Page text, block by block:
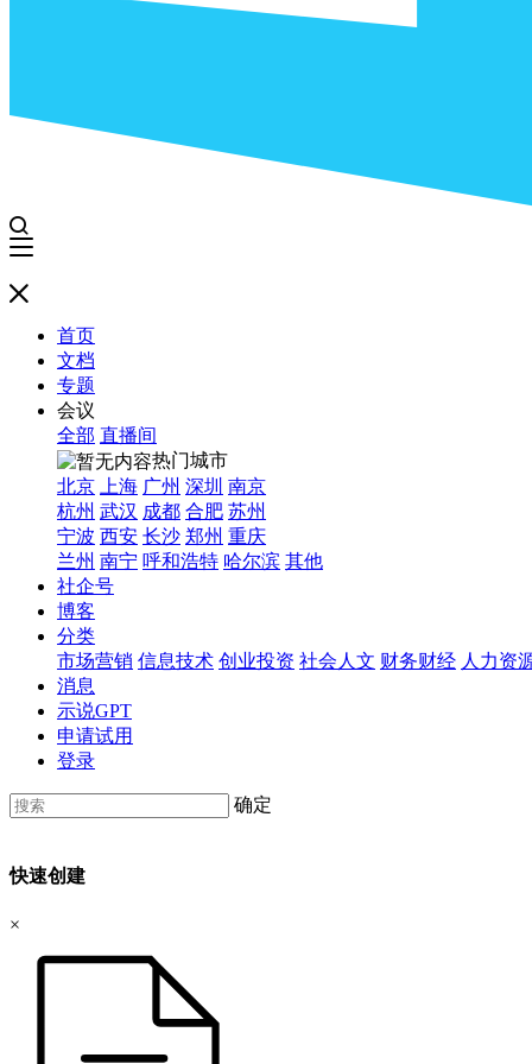
首页
文档
专题
会议
全部 直播间
热门城市
北京
上海 广州 深圳 南京
杭州 武汉 成都 合肥 苏州
宁波 西安 长沙 郑州 重庆
兰州 南宁 呼和浩特 哈尔滨 其他
社企号
博客
分类
市场营销 信息技术 创业投资 社会人文 财务财经 人力资
消息
示说GPT
申请试用
登录
确定
快速创建
×